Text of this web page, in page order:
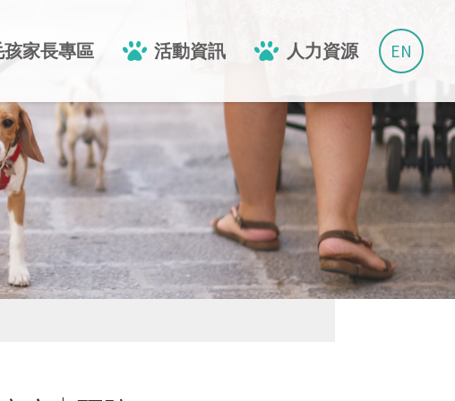
孩家長專區 活動資訊 人力資源 EN